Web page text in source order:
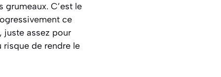
grumeaux. C’est le
ce
juste assez pour
de rendre le